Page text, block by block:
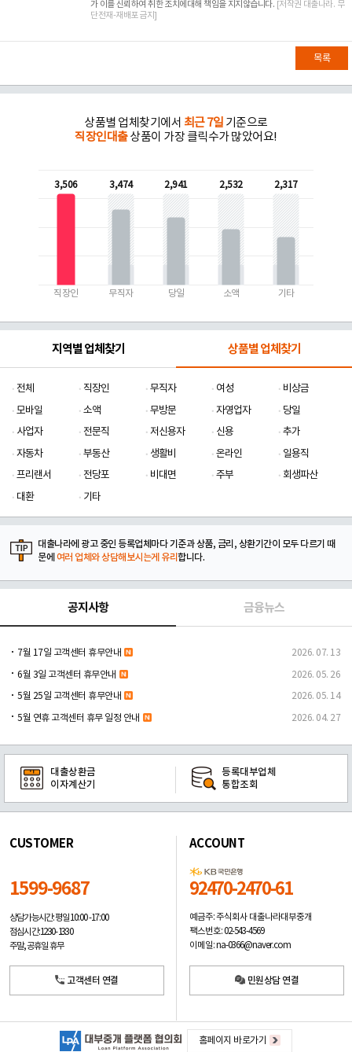
가 이를 신뢰하여 취한 조치에대해 책임을 지지않습니다. [저작권 대출나라. 무
단전재-재배포 금지]
목록
상품별 업체찾기에서 최근 7일 기준으로
직장인대출상품이 가장 클릭수가 많았어요!
3,506
직장인
3,474
무직자
2,941
당일
2,532
소액
2,317
기타
지역별 업체찾기 상품별 업체찾기
전체 직장인 무직자 여성
비상금
모바일
소액 무방문 자영업자
당일
사업자
전문직 저신용자 신용
추가
자동차
부동산 생활비 온라인
일용직
프리랜서
전당포 비대면 주부
회생파산
대환
기타
대출나라에 광고 중인 등록업체마다 기준과 상품, 금리, 상환기간이 모두 다르기 때
문에 여러 업체와 상담해보시는게 유리합니다.
공지사항 금융뉴스
7월 17일 고객센터 휴무안내 2026. 07. 13
6월 3일 고객센터 휴무안내 2026. 05. 26
5월 25일 고객센터 휴무안내 2026. 05. 14
5월 연휴 고객센터 휴무 일정 안내 2026. 04. 27
대출상환금
이자계산기
등록대부업체
통합조회
CUSTOMER
1599-9687
상담가능시간: 평일10:00 -17:00
점심시간: 12:30 - 13:30
주말, 공휴일 휴무
고객센터 연결
ACCOUNT
92470-2470-61
예금주: 주식회사 대출나라대부중개
팩스번호: 02-543-4569
이메일: na-0366@naver.com
민원상담 연결
홈페이지 바로가기